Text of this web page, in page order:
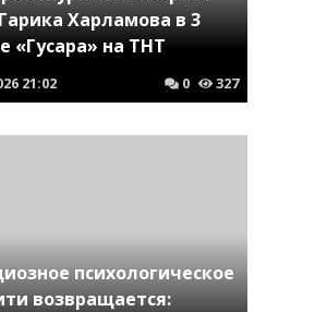
Харламова в 3
«Гусара» на ТНТ
21:02 0 327
психологическое
возвращается: